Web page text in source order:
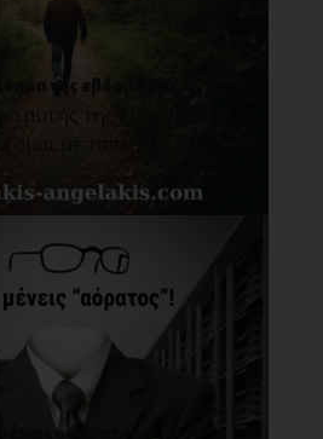
της εβδομάδας...
αυτής της εβδομάδας,
«αόρατος»!